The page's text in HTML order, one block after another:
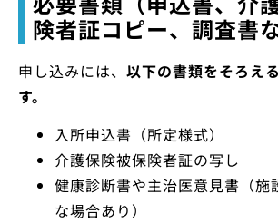
険者証コピー、調査書な
申し込みには、 以下の書類をそろえ
す。
入所申込書（所定様式）
介護保険被保険者証の写し
健康診断書や主治医意見書（施
な場合あり）